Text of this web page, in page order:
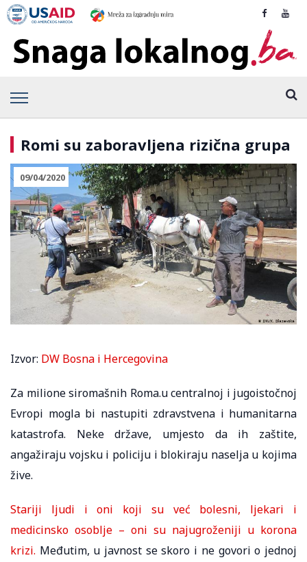
Romi su zaboravljena rizična grupa
09/04/2020
Izvor: DW Bosna i Hercegovina
Za milione siromašnih Roma.u centralnoj i jugoistočnoj
Evropi mogla bi nastupiti zdravstvena i humanitarna
katastrofa. Neke države, umjesto da ih zaštite,
angažiraju vojsku i policiju i blokiraju naselja u kojima
žive.
Stariji ljudi i oni koji su već bolesni, ljekari i
medicinsko osoblje – oni su najugroženiji u korona
krizi. Međutim, u javnost se skoro i ne govori o jednoj